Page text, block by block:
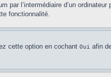
l’intermédiaire d’un
fonctionnalité.
cette option en cochant Oui afin